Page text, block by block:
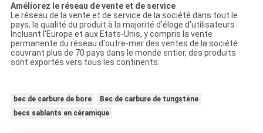
Améliorez le réseau de vente et de service
Le réseau de la vente et de service de la société dans tout le
pays, la qualité du produit à la majorité d'éloge d'utilisateurs.
Incluant l'Europe et aux Etats-Unis, y compris la vente
permanente du réseau d'outre-mer des ventes de la société
couvrant plus de 70 pays dans le monde entier, des produits
sont exportés vers tous les continents.
bec de carbure de bore
Bec de carbure de tungstène
becs sablants en céramique